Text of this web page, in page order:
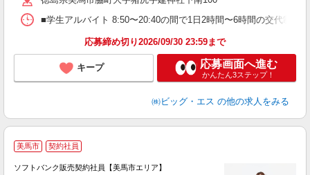
■学生アルバイト 8:50〜20:40の間で1日2時間〜6時間の交代制
応募締め切り2026/09/30 23:59まで
キープ 応募画面へ進む
かんたん3ステップ！
㈱ビッグ・エス の他の求人をみる
美馬市 契約社員
ソフトバンク販売契約社員【美馬市エリア】